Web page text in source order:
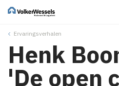
Ervaringsverhalen
Henk
'De open